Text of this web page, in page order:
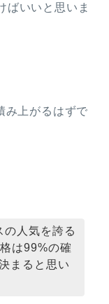
ばいいと思いま
み上がるはずで
の人気を誇る
は99%の確
まると思い